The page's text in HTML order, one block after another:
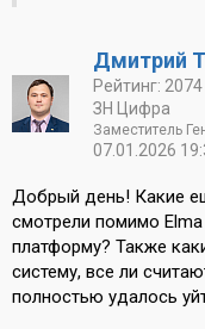
Дмитрий
Рейтинг: 2074
ЗН Цифра
Заместитель
07.01.2026
Добрый день! Какие
смотрели помимо
платформу? Также
систему, все ли
полностью удалось